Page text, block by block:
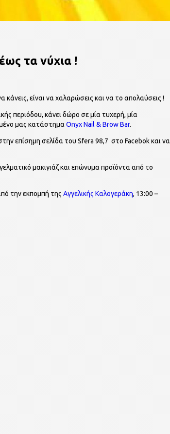
τα νύχια !
είναι να χαλαρώσεις και να το απολαύσεις !
περιόδου, κάνει δώρο σε μία τυχερή, μία
μας κατάστημα Onyx Nail & Brow Bar.
επίσημη σελίδα του Sfera 98,7 στο Facebok και να
μακιγιάζ και επώνυμα προϊόντα από το
την εκπομπή της Αγγελικής Καλογεράκη, 13:00 –